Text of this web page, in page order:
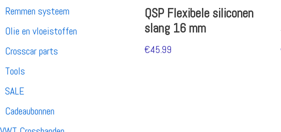
Remmen systeem
Olie en vloeistoffen
Crosscar parts
Tools
SALE
Cadeaubonnen
QSP Flexibele siliconen
slang 16 mm
€45.99